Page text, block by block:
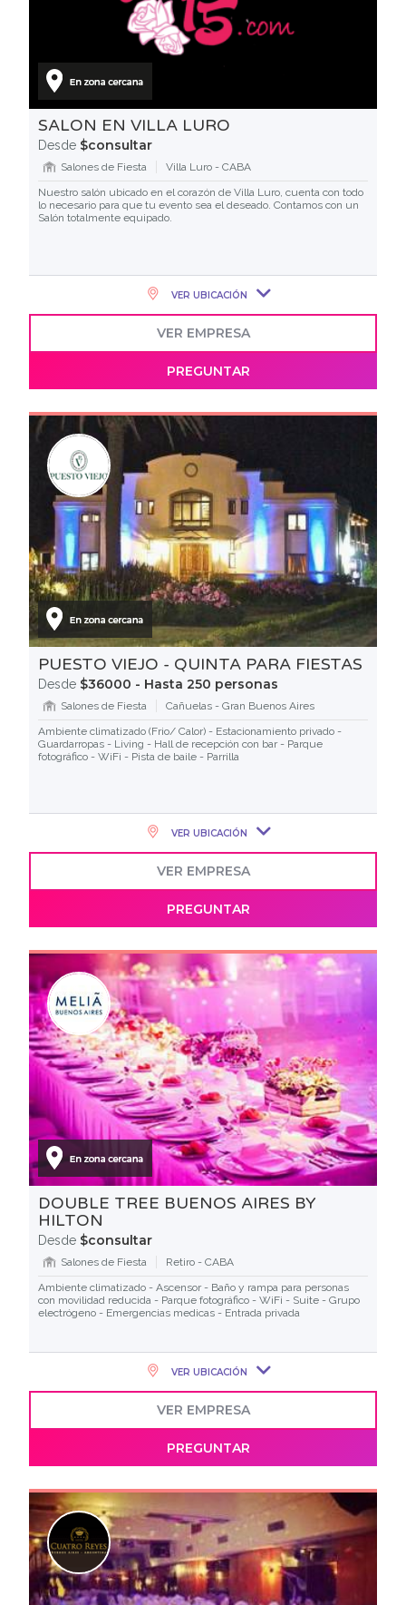
SALON EN VILLA LURO
Desde $consultar
Salones de Fiesta
Villa Luro - CABA
Nuestro salón ubicado en el corazón de Villa Luro, cuenta con todo
lo necesario para que tu evento sea el deseado. Contamos con un
Salón totalmente equipado.
VER UBICACIÓN
VER EMPRESA
PREGUNTAR
PUESTO VIEJO - QUINTA PARA FIESTAS
Desde $36000 - Hasta 250 personas
Salones de Fiesta
Cañuelas - Gran Buenos Aires
Ambiente climatizado (Frio/ Calor) - Estacionamiento privado -
Guardarropas - Living - Hall de recepción con bar - Parque
fotográfico - WiFi - Pista de baile - Parrilla
VER UBICACIÓN
VER EMPRESA
PREGUNTAR
DOUBLE TREE BUENOS AIRES BY
HILTON
Desde $consultar
Salones de Fiesta
Retiro - CABA
Ambiente climatizado - Ascensor - Baño y rampa para personas
con movilidad reducida - Parque fotográfico - WiFi - Suite - Grupo
electrógeno - Emergencias medicas - Entrada privada
VER UBICACIÓN
VER EMPRESA
PREGUNTAR